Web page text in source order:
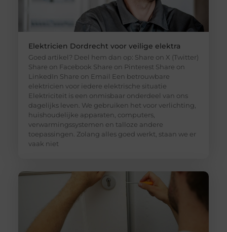
Elektricien Dordrecht voor veilige elektra
Goed artikel? Deel hem dan op: Share on X (Twitter)
Share on Facebook Share on Pinterest Share on
LinkedIn Share on Email Een betrouwbare
elektricien voor iedere elektrische situatie
Elektriciteit is een onmisbaar onderdeel van ons
dagelijks leven. We gebruiken het voor verlichting,
huishoudelijke apparaten, computers,
verwarmingssystemen en talloze andere
toepassingen. Zolang alles goed werkt, staan we er
vaak niet